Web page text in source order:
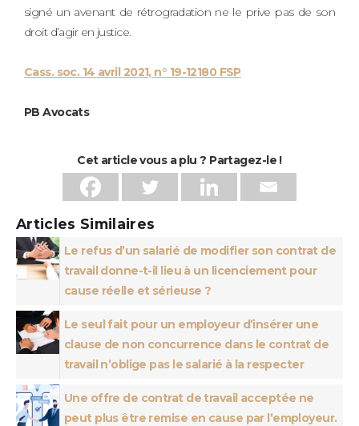
signé un avenant de rétrogradation ne le prive pas de son
droit d’agir en justice.
Cass. soc. 14 avril 2021, n° 19-12180 FSP
PB Avocats
Cet article vous a plu ? Partagez-le !
Articles Similaires
Le refus d’un salarié de modifier son contrat de
travail donne-t-il lieu à un licenciement pour
cause réelle et sérieuse ?
Le seul fait pour un employeur d’insérer une
clause de non concurrence dans le contrat de
travail n’oblige pas le salarié à la respecter
Une offre de contrat de travail acceptée ne
peut plus être remise en cause par l’employeur.